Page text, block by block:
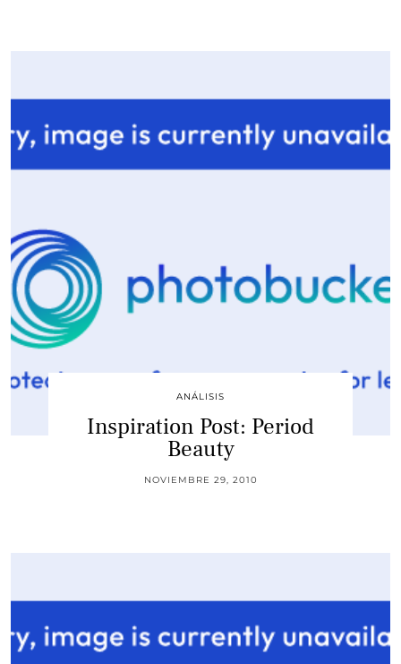
ANÁLISIS
Inspiration Post: Period
Beauty
NOVIEMBRE 29, 2010